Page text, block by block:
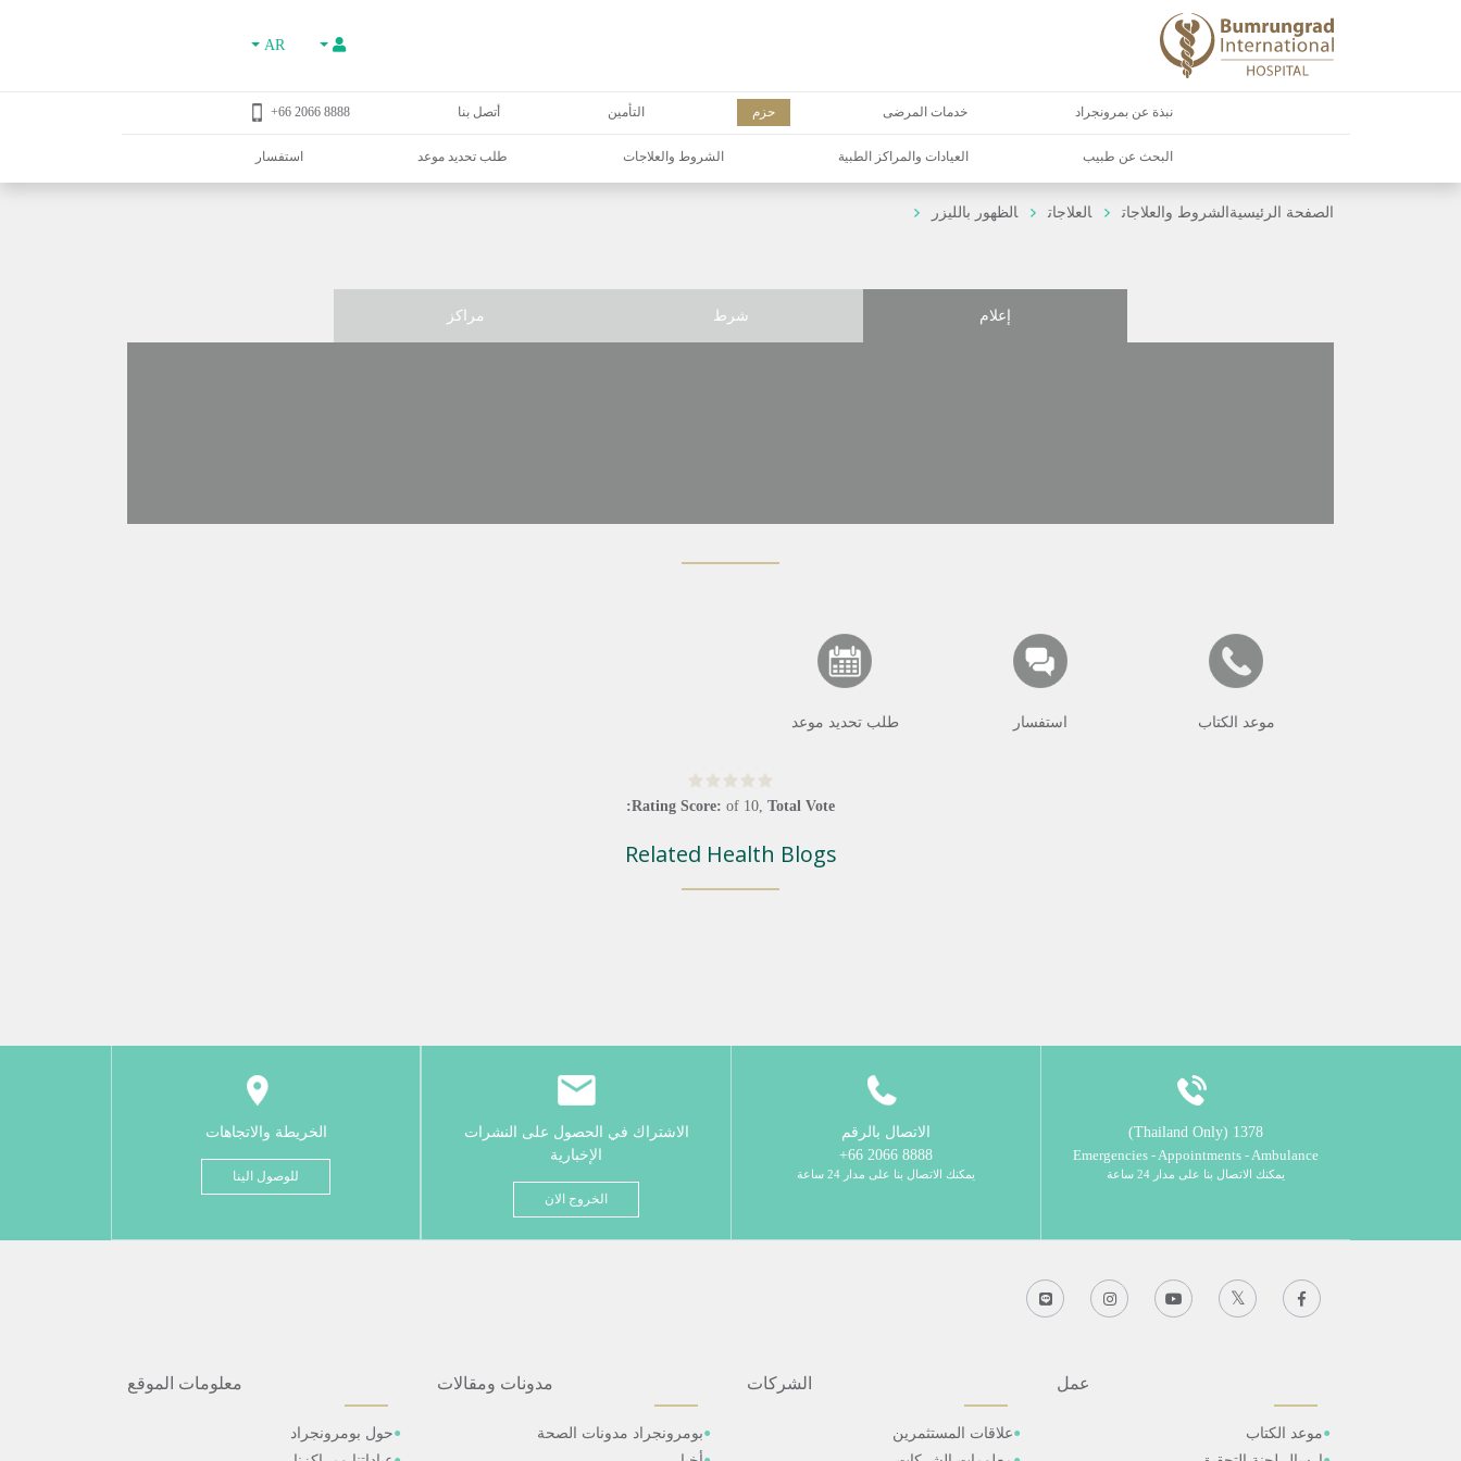
AR
نبذة عن بمرونجراد خدمات المرضى حزم التأمين أتصل بنا 8888 2066 66+
البحث عن طبيب العيادات والمراكز الطبية الشروط والعلاجات طلب تحديد موعد استفسار
الصفحة الرئيسية الشروط والعلاجات العلاجات الظهور بالليزر
إعلام شرط مراكز
موعد الكتاب استفسار طلب تحديد موعد
Rating Score: of 10 Total Vote:
Related Health Blogs
1378 (Thailand Only)
Emergencies - Appointments - Ambulance
يمكنك الاتصال بنا على مدار 24 ساعة
الاتصال بالرقم
8888 2066 66+
يمكنك الاتصال بنا على مدار 24 ساعة
الاشتراك في الحصول على النشرات
الإخبارية
الخروج الان
الخريطة والاتجاهات
للوصول الينا
عمل
موعد الكتاب
الشركات
علاقات المستثمرين
مدونات ومقالات
بومرونجراد مدونات الصحة
معلومات الموقع
حول بومرونجراد